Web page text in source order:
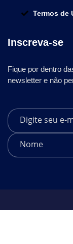
Termos de
Inscreva-se
Fique por dentro
newsletter e não